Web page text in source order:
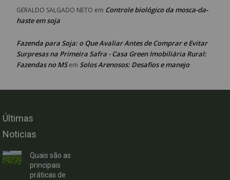
GERALDO SALGADO NETO em Controle biológico da mosca-da-
haste em soja
Fazenda para Soja: o Que Avaliar Antes de Comprar e Evitar
Surpresas na Primeira Safra - Casa Green Imobiliária Rural:
Fazendas no MSem Solos Arenosos: Desafios e manejo
Últimas
Noticias
Quais são as
principais
práticas de